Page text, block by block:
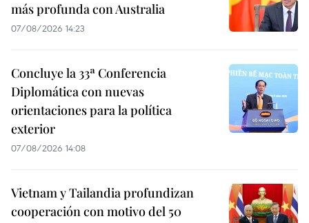
más profunda con Australia
07/08/2026 14:23
Concluye la 33ª Conferencia
Diplomática con nuevas
orientaciones para la política
exterior
07/08/2026 14:08
Vietnam y Tailandia profundizan
cooperación con motivo del 50